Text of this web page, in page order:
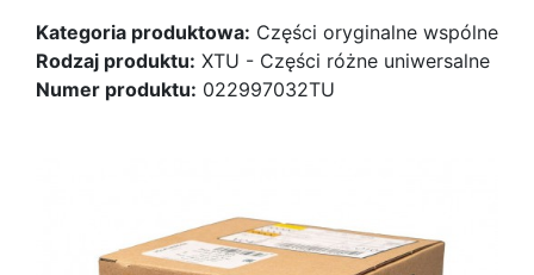
Kategoria produktowa: Części oryginalne wspólne
Rodzaj produktu: XTU - Części różne uniwersalne
Numer produktu: 022997032TU